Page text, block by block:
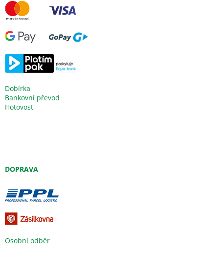
Dobírka
Bankovní převod
Hotovost
DOPRAVA
Osobní odběr